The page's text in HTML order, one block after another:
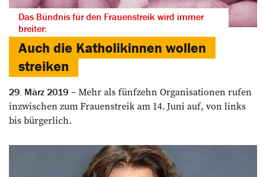
Das Bündnis für den Frauenstreik wird immer
breiter:
Auch die Katholikinnen wollen
streiken
29. März 2019
Mehr als fünfzehn Organisationen rufen
inzwischen zum Frauenstreik am 14. Juni auf, von links
bis bürgerlich.